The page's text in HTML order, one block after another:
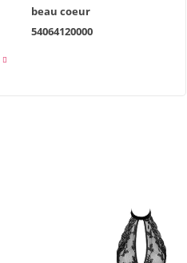
beau coeur
54064120000